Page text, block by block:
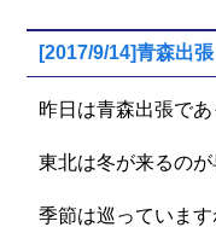
[2017/9/14]青森出張
昨日は青森出張で
東北は冬が来るのが
季節は巡っています